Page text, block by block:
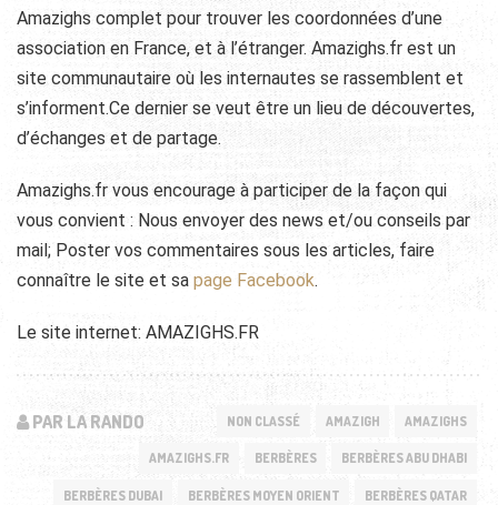
Amazighs complet pour trouver les coordonnées d’une
association en France, et à l’étranger. Amazighs.fr est un
site communautaire où les internautes se rassemblent et
s’informent.Ce dernier se veut être un lieu de découvertes,
d’échanges et de partage.
Amazighs.fr vous encourage à participer de la façon qui
vous convient : Nous envoyer des news et/ou conseils par
mail; Poster vos commentaires sous les articles, faire
connaître le site et sa page Facebook.
Le site internet: AMAZIGHS.FR
PAR LA RANDO NON CLASSÉ AMAZIGH AMAZIGHS
AMAZIGHS.FR BERBÈRES BERBÈRES ABU DHABI
BERBÈRES DUBAI BERBÈRES MOYEN ORIENT BERBÈRES QATAR